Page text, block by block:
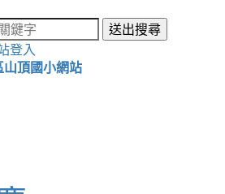
送出搜尋
登入
頂國小網站